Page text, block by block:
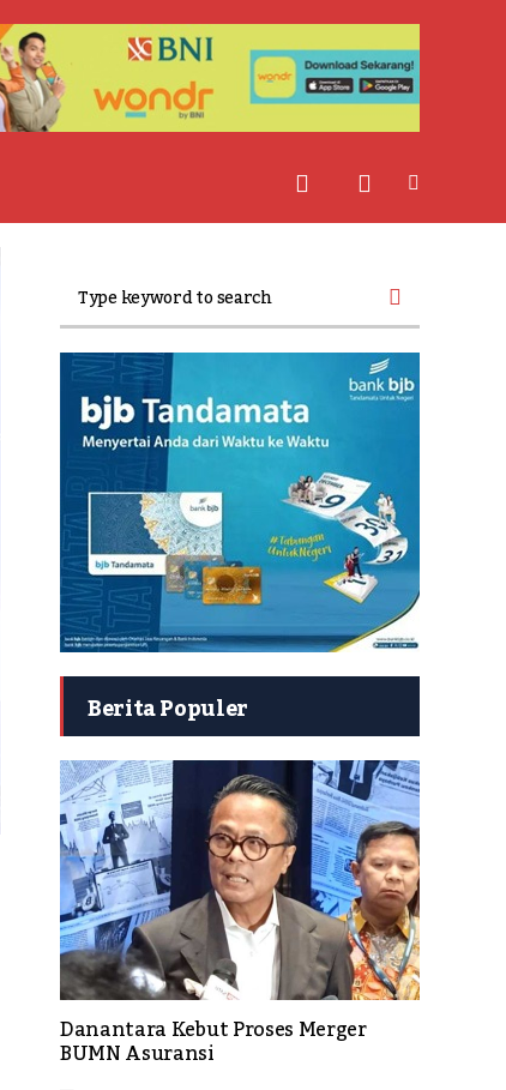
Berita Populer
Danantara Kebut Proses Merger
BUMN Asuransi